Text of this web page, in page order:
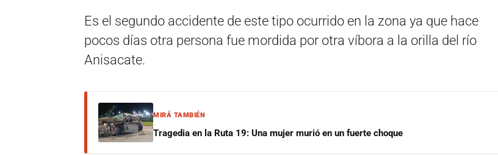
Es el segundo accidente de este tipo ocurrido en la zona ya que hace
pocos días otra persona fue mordida por otra víbora a la orilla del río
Anisacate.
MIRÁ TAMBIÉN
Tragedia en la Ruta 19: Una mujer murió en un fuerte choque